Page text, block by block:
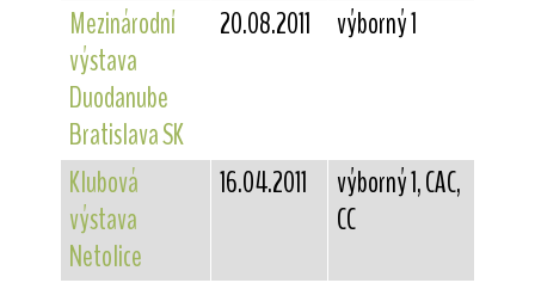
Mezinárodní
výstava
Duodanube
Bratislava SK
20.08.2011 výborný 1
Klubová
výstava
Netolice
16.04.2011
výborný 1, CAC,
CC